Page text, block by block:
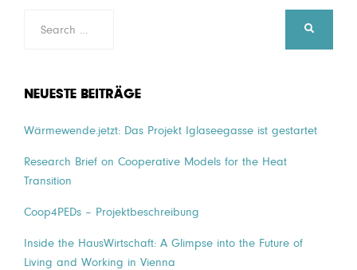
NEUESTE BEITRÄGE
Wärmewende.jetzt: Das Projekt Iglaseegasse ist gestartet
Research Brief on Cooperative Models for the Heat
Transition
Coop4PEDs – Projektbeschreibung
Inside the HausWirtschaft: A Glimpse into the Future of
Living and Working in Vienna